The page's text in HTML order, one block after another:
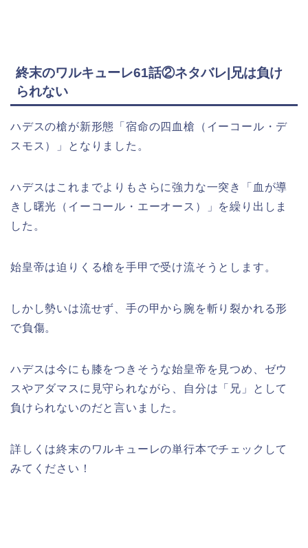
終末のワルキューレ61話②ネタバレ|兄は負け
られない
ハデスの槍が新形態「宿命の四血槍（イーコール・デ
スモス）」となりました。
ハデスはこれまでよりもさらに強力な一突き「血が導
きし曙光（イーコール・エーオース）」を繰り出しま
した。
始皇帝は迫りくる槍を手甲で受け流そうとします。
しかし勢いは流せず、手の甲から腕を斬り裂かれる形
で負傷。
ハデスは今にも膝をつきそうな始皇帝を見つめ、ゼウ
スやアダマスに見守られながら、自分は「兄」として
負けられないのだと言いました。
詳しくは終末のワルキューレの単行本でチェックして
みてください！